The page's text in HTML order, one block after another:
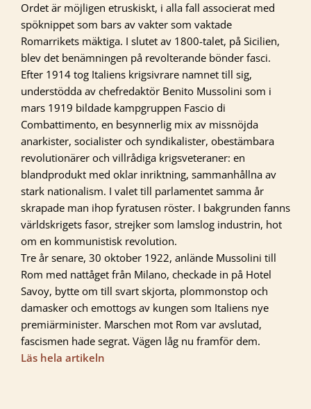
Ordet är möjligen etruskiskt, i alla fall associerat med
spöknippet som bars av vakter som vaktade
Romarrikets mäktiga. I slutet av 1800-talet, på Sicilien,
blev det benämningen på revolterande bönder fasci.
Efter 1914 tog Italiens krigsivrare namnet till sig,
understödda av chefredaktör Benito Mussolini som i
mars 1919 bildade kampgruppen Fascio di
Combattimento, en besynnerlig mix av missnöjda
anarkister, socialister och syndikalister, obestämbara
revolutionärer och villrådiga krigsveteraner: en
blandprodukt med oklar inriktning, sammanhållna av
stark nationalism. I valet till parlamentet samma år
skrapade man ihop fyratusen röster. I bakgrunden fanns
världskrigets fasor, strejker som lamslog industrin, hot
om en kommunistisk revolution.
Tre år senare, 30 oktober 1922, anlände Mussolini till
Rom med nattåget från Milano, checkade in på Hotel
Savoy, bytte om till svart skjorta, plommonstop och
damasker och emottogs av kungen som Italiens nye
premiärminister. Marschen mot Rom var avslutad,
fascismen hade segrat. Vägen låg nu framför dem.
Läs hela artikeln